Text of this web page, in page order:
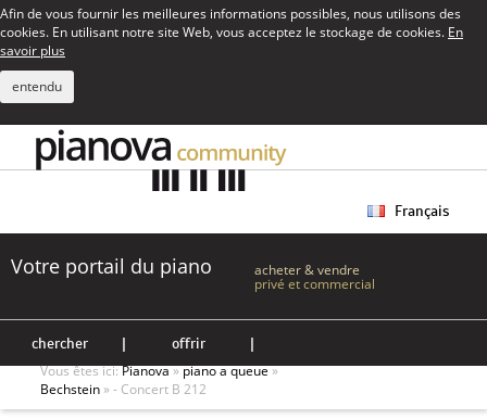
Afin de vous fournir les meilleures informations possibles, nous utilisons des
cookies. En utilisant notre site Web, vous acceptez le stockage de cookies. En
savoir plus
entendu
Français
Votre portail du piano acheter & vendre
privé et commercial
chercher | offrir
|
Vous êtes ici:Pianova»piano a queue»
Bechstein » - Concert B 212